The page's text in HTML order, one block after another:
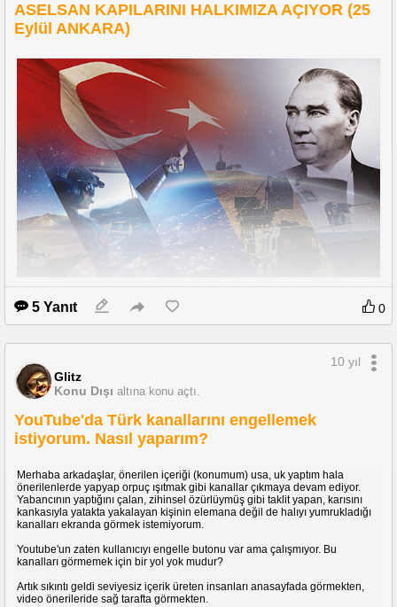
ASELSAN KAPILARINI HALKIMIZA AÇIYOR (25
Eylül ANKARA)
sanayii kuruluşlarından birisi ve 25 Eylül'de Ankara'daki tesisinde bizleri
ağırlayacak. Birçok savunma sanayii meraklısı gitmek isteyecektir bu
yüzden konuyu açıyorum özellikle Ankara'da okuyan üniversiteli
arkadaşlarımız için.
Öncelikle 18 yaşından büyük olmanız gerekiyor.
Tek gün ve 6 seans var telefonda rezervasyon yaptırdığınızda bilgi
vereceklerdir. (Ben saat 10da gireceğim)
Ayrıca geziye katılanlara nacizane hediyeler verilecek. (İçeriğini bilmiyorum
kalem ajanda anahtarlık gibi şeyler heralde gidince göreceğiz)
Ayrıntılı bilgi ve telefon numaraları aşağıdaki sayfada;
5 Yanıt 0
Glitz
Konu Dışı altına konu açtı.
10 yıl
YouTube'da Türk kanallarını engellemek
istiyorum. Nasıl yaparım?
Merhaba arkadaşlar, önerilen içeriği (konumum) usa, uk yaptım hala
önerilenlerde yapyap orpuç ışıtmak gibi kanallar çıkmaya devam ediyor.
Yabancının yaptığını çalan, zihinsel özürlüymüş gibi taklit yapan, karısını
kankasıyla yatakta yakalayan kişinin elemana değil de halıyı yumrukladığı
kanalları ekranda görmek istemiyorum.
Youtube'un zaten kullanıcıyı engelle butonu var ama çalışmıyor. Bu
kanalları görmemek için bir yol yok mudur?
Artık sıkıntı geldi seviyesiz içerik üreten insanları anasayfada görmekten,
video önerileride sağ tarafta görmekten.